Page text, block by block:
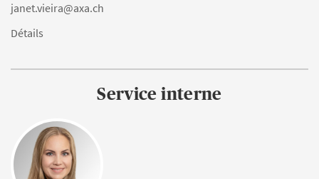
janet.vieira@axa.ch
Détails
Service interne